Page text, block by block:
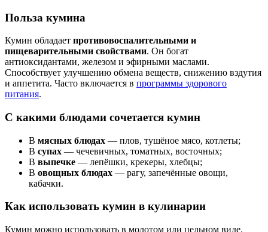
Польза кумина
Кумин обладает противовоспалительными и
пищеварительными свойствами. Он богат
антиоксидантами, железом и эфирными маслами.
Способствует улучшению обмена веществ, снижению вздутия
и аппетита. Часто включается в программы здорового
питания.
С какими блюдами сочетается кумин
В мясных блюдах — плов, тушёное мясо, котлеты;
В супах — чечевичных, томатных, восточных;
В выпечке — лепёшки, крекеры, хлебцы;
В овощных блюдах — рагу, запечённые овощи,
кабачки.
Как использовать кумин в кулинарии
Кумин можно использовать в молотом или цельном виде.